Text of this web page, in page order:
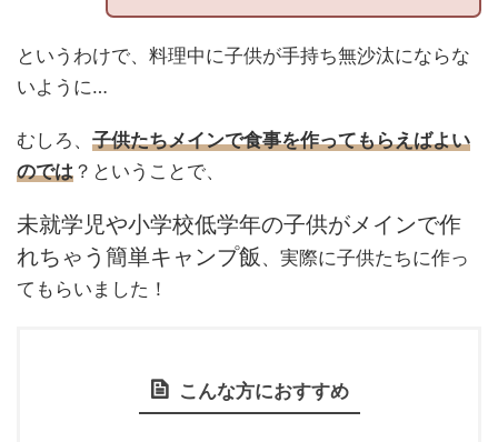
というわけで、料理中に子供が手持ち無沙汰にならな
いように…
むしろ、 子供たちメインで食事を作ってもらえばよい
のでは ？ということで、
未就学児や小学校低学年の子供がメインで作
れちゃう簡単キャンプ飯 、実際に子供たちに作っ
てもらいました！
こんな方におすすめ